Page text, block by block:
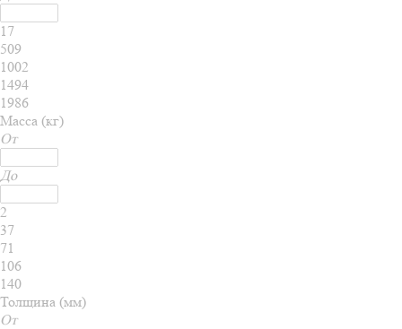
17
509
1002
1494
1986
Масса (кг)
От
До
2
37
71
106
140
Толщина (мм)
От